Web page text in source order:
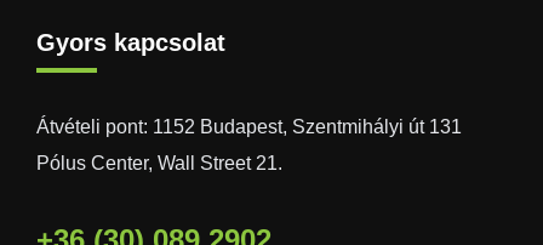
Gyors kapcsolat
Átvételi pont: 1152 Budapest, Szentmihályi út 131
Pólus Center, Wall Street 21.